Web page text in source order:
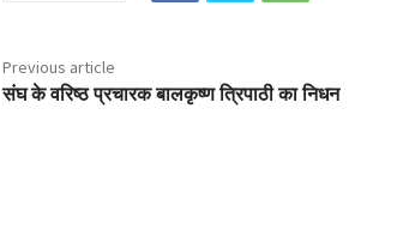
Previous article
संघ के वरिष्ठ प्रचारक बालकृष्ण त्रिपाठी का निधन